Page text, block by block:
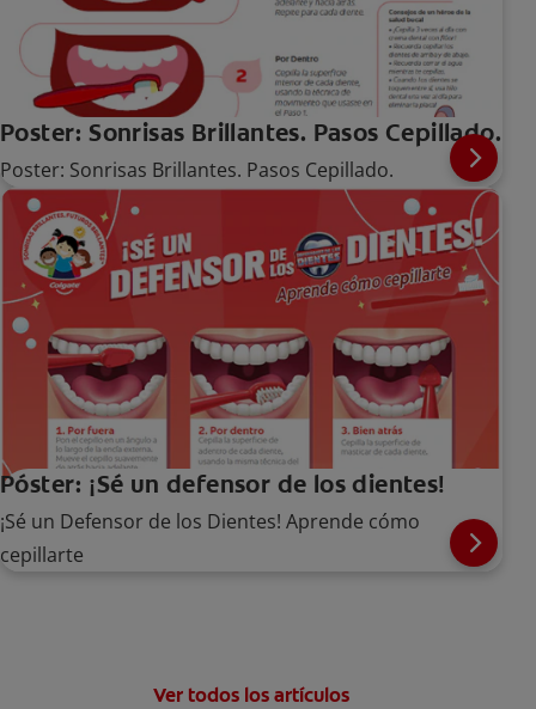
Poster: Sonrisas Brillantes. Pasos Cepillado.
Poster: Sonrisas Brillantes. Pasos Cepillado.
Póster: ¡Sé un defensor de los dientes!
¡Sé un Defensor de los Dientes! Aprende cómo
cepillarte
Ver todos los artículos